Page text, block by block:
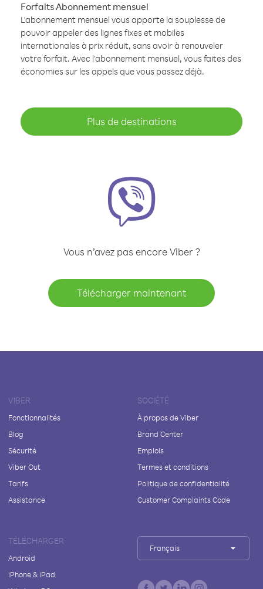
Forfaits Abonnement mensuel
L'abonnement mensuel vous apporte la souplesse de
pouvoir appeler des lignes fixes et mobiles
internationales à prix réduit, sans avoir à renouveler
votre forfait. Avec l'abonnement mensuel, vous faites des
économies sur les appels que vous passez déjà.
Plus de destinations
Vous n’avez pas encore Viber ?
Télécharger maintenant
VIBER
Fonctionnalités
Blog
Sécurité
Viber Out
Tarifs
Assistance
SOCIÉTÉ
À propos de Viber
Brand Center
Emplois
Termes et conditions
Politique de confidentialité
Customer Complaints Code
TÉLÉCHARGER
Android
iPhone & iPad
Français